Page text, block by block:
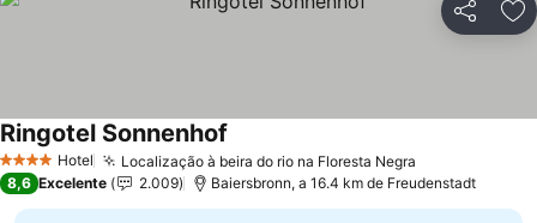
Partilhar
4 EstrelasHotel Localização à beira do rio na Floresta Negra
Ringotel Sonnenhof
8,6 Excelente 2.009 Baiersbronn, a 16.4 km de Freudenstadt